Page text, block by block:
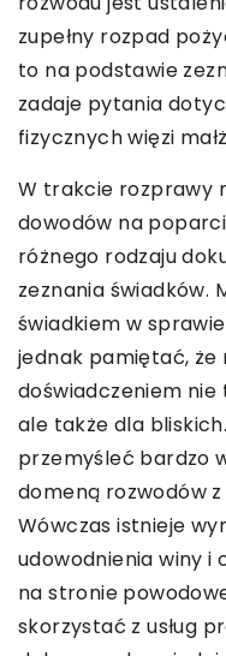
zupełny rozpad
to na podstawie
zadaje pytania
fizycznych więzi
W trakcie rozprawy
dowodów na
różnego rodzaju
zeznania świadków.
świadkiem w
jednak pamiętać,
doświadczeniem nie
ale także dla
przemyśleć bardzo
domeną rozwodów
Wówczas istnieje
udowodnienia winy i
na stronie
skorzystać z usług